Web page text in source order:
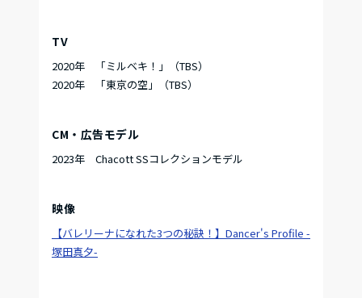
TV
2020年 「ミルベキ！」（TBS）
2020年 「東京の空」（TBS）
CM・広告モデル
2023年 Chacott SSコレクションモデル
映像
【バレリーナになれた3つの秘訣！】Dancer's Profile -
塚田真夕-